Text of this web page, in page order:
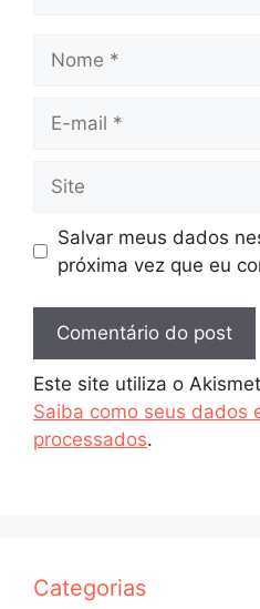
mail
Salvar meus dados
próxima vez que eu
Este site utiliza o
Saiba como seus dados
processados.
Categorias